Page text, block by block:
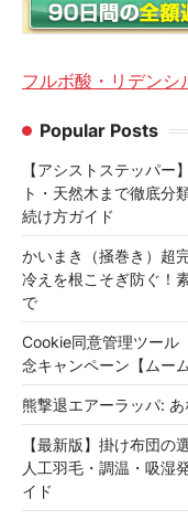
フルボ酸・リデンシ
Popular Posts
【アシストステッパー
ト・天然木まで徹底分
続け方ガイド
かいまき（掻巻き）超
冷えを根こそぎ防ぐ！
で
Cookie同意管理ツール
念キャンペーン【ムー
熊撃退エアーラッパ:
【最新版】掛け布団の
人工羽毛・調温・吸湿
イド